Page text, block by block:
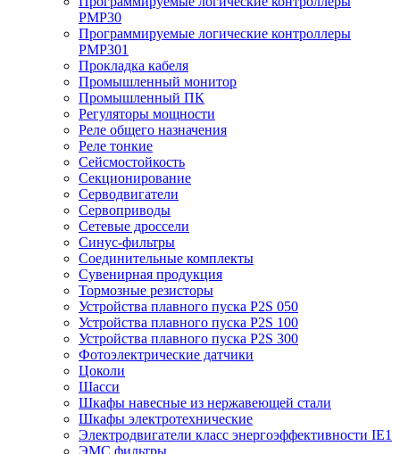
PMP30
Программируемые логические контроллеры
PMP301
Прокладка кабеля
Промышленный монитор
Промышленный ПК
Регуляторы мощности
Реле общего назначения
Реле тонкие
Сейсмостойкость
Секционирование
Серводвигатели
Сервоприводы
Сетевые дроссели
Синус-фильтры
Соединительные комплекты
Сувенирная продукция
Тормозные резисторы
Устройства плавного пуска P2S 050
Устройства плавного пуска P2S 100
Устройства плавного пуска P2S 300
Фотоэлектрические датчики
Цоколи
Шасси
Шкафы навесные из нержавеющей стали
Шкафы электротехнические
Электродвигатели класс энергоэффективности IE1
ЭМС фильтры